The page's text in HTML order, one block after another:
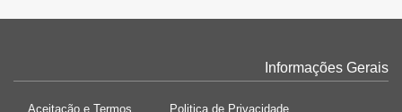
Informações Gerais
Aceitação e Termos Politica de Privacidade